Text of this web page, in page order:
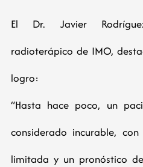
El Dr. Javier
radioterápico de IMO,
logro:
“Hasta hace poco, un
considerado incurable,
limitada y un pronóstico